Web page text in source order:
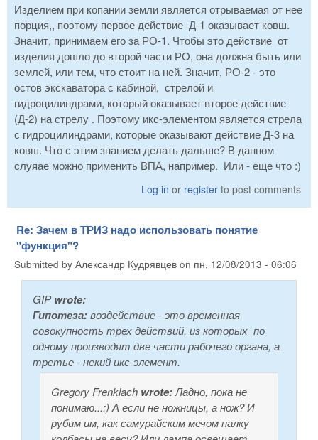
Изделием при копании земли является отрываемая от нее
порция,, поэтому первое действие Д-1 оказывает ковш.
Значит, принимаем его за РО-1. Чтобы это действие от
изделия дошло до второй части РО, она должна быть или
землей, или тем, что стоит на ней. Значит, РО-2 - это
остов экскаватора с кабиной, стрелой и
гидроцилиндрами, который оказывает второе действие
(Д-2) на стрелу . Поэтому икс-элементом является стрела
с гидроцилиндрами, которые оказывают действие Д-3 на
ковш. Что с этим знанием делать дальше? В данном
слуяае можно применить ВПА, например. Или - еще что :)
Log in or register to post comments
Re: Зачем в ТРИЗ надо использовать понятие
"функция"?
Submitted by Александр Кудрявцев on пн, 12/08/2013 - 06:06
GIPwrote:
Гипотеза:воздействие - это временная
совокупность трех действий, из которых по
одному производят две части рабочего органа, а
третье - некий икс-элемент.
Gregory Frenklach wrote:Ладно, пока не
понимаю...:) А если не ножницы, а нож? И
рубим им, как самурайским мечом палку